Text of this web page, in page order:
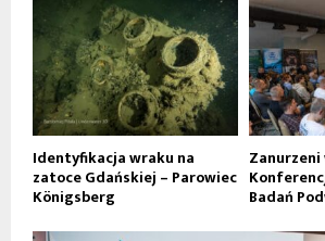
Identyfikacja wraku na
zatoce Gdańskiej – Parowiec
Königsberg
Zanurzeni
Badań